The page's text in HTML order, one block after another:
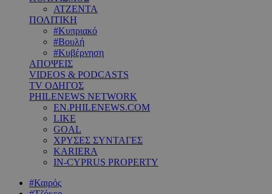
ΑΤΖΕΝΤΑ
ΠΟΛΙΤΙΚΗ
#Κυπριακό
#Βουλή
#Κυβέρνηση
ΑΠΟΨΕΙΣ
VIDEOS & PODCASTS
TV ΟΔΗΓΟΣ
PHILENEWS NETWORK
EN.PHILENEWS.COM
LIKE
GOAL
ΧΡΥΣΕΣ ΣΥΝΤΑΓΕΣ
KARIERA
IN-CYPRUS PROPERTY
#Καιρός